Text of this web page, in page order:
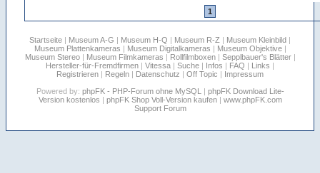
1
Startseite | Museum A-G | Museum H-Q | Museum R-Z | Museum Kleinbild |
Museum Plattenkameras | Museum Digitalkameras | Museum Objektive|
Museum Stereo| Museum Filmkameras | Rollfilmboxen| Sepplbauer's Blätter|
Hersteller-für-Fremdfirmen | Vitessa | Suche | Infos | FAQ | Links |
Registrieren | Regeln | Datenschutz | Off Topic | Impressum
Powered by: phpFK - PHP-Forum ohne MySQL | phpFK Download Lite-
Version kostenlos | phpFK Shop Voll-Version kaufen| www.phpFK.com
Support Forum